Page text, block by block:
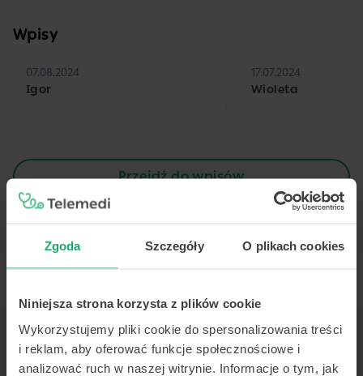
Zgoda Szczegóły O plikach cookies
Niniejsza strona korzysta z plików cookie
Wykorzystujemy pliki cookie do spersonalizowania treści
i reklam, aby oferować funkcje społecznościowe i
analizować ruch w naszej witrynie. Informacje o tym, jak
Wpisy
07.08.2024
Igor
17.07.2024
Wioleta
Przejdź do wpisów